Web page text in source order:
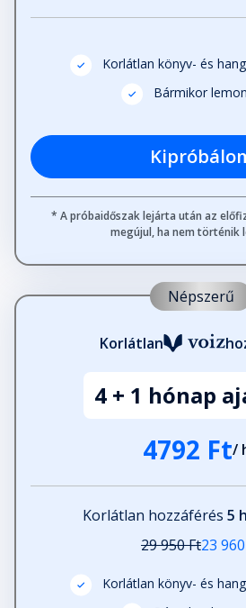
23. fejezet
26. fejezet
Fejezet hossza: 00:06:03
Fejezet hossza: 00:09:05
29. fejezet
Korlátlan könyv- és
Bármikor
* A próbaidőszak lejárta után az
megújul, ha nem történik
Népszerű
Korlátlan
4 + 1 hónap
4792 Ft/
Korlátlan hozzáférés 5
29 950 Ft23
Korlátlan könyv- és